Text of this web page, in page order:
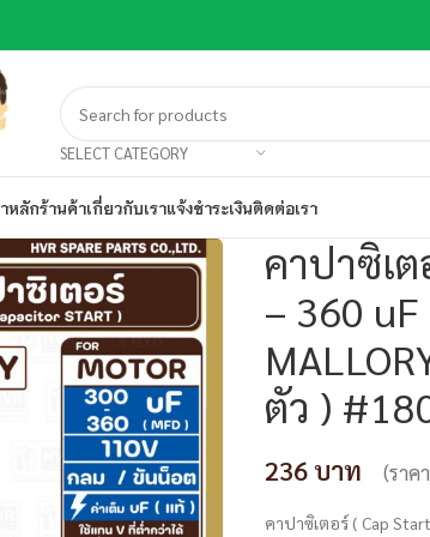
SELECT CATEGORY
หลักร้านค้าเกี่ยวกับเราแจ้งชำระเงินติดต่อเรา
คาปาซิเต
– 360
ตัว )
236 (ราค
คาปาซิเตอร์ ( Cap